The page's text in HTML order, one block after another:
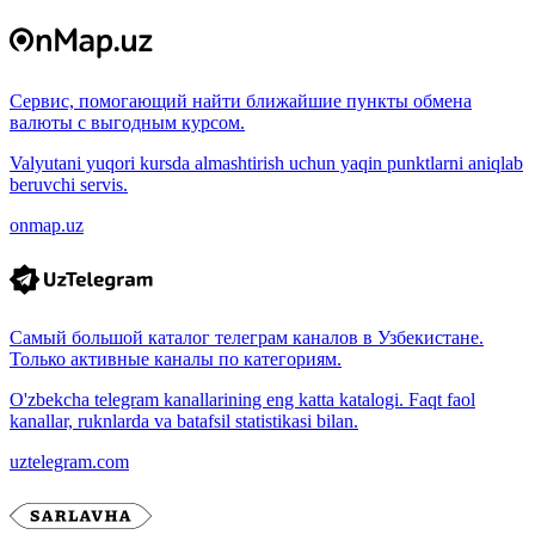
Сервис, помогающий найти ближайшие пункты обмена
валюты с выгодным курсом.
Valyutani yuqori kursda almashtirish uchun yaqin punktlarni aniqlab
beruvchi servis.
onmap.uz
Самый большой каталог телеграм каналов в Узбекистане.
Только активные каналы по категориям.
O'zbekcha telegram kanallarining eng katta katalogi. Faqt faol
kanallar, ruknlarda va batafsil statistikasi bilan.
uztelegram.com